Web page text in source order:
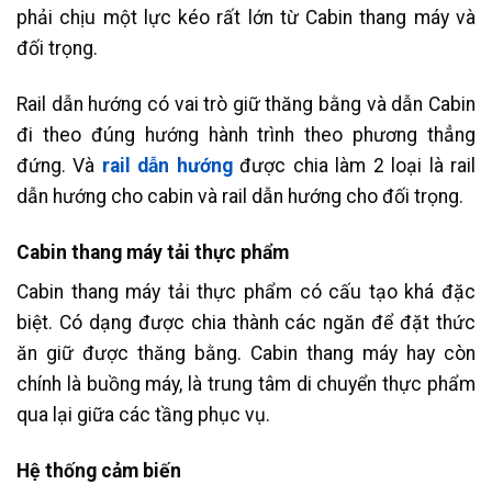
phải chịu một lực kéo rất lớn từ Cabin thang máy và
đối trọng.
Rail dẫn hướng có vai trò giữ thăng bằng và dẫn Cabin
đi theo đúng hướng hành trình theo phương thẳng
đứng. Và rail dẫn hướngđược chia làm 2 loại là rail
dẫn hướng cho cabin và rail dẫn hướng cho đối trọng.
Cabin thang máy tải thực phẩm
Cabin thang máy tải thực phẩm có cấu tạo khá đặc
biệt. Có dạng được chia thành các ngăn để đặt thức
ăn giữ được thăng bằng. Cabin thang máy hay còn
chính là buồng máy, là trung tâm di chuyển thực phẩm
qua lại giữa các tầng phục vụ.
Hệ thống cảm biến